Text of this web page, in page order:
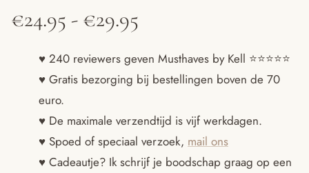
€24.95 - €29.95
€24.95
tot
€29.95
♥ 240 reviewers geven Musthaves by Kell ⭐️⭐️⭐️⭐️⭐️
♥ Gratis bezorging bij bestellingen boven de 70
euro.
♥ De maximale verzendtijd is vijf werkdagen.
♥ Spoed of speciaal verzoek, mail ons
♥ Cadeautje? Ik schrijf je boodschap graag op een